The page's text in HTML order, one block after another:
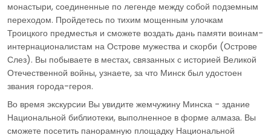
монастыри, соединенные по легенде между собой подземным
переходом. Пройдетесь по тихим мощенным улочкам
Троицкого предместья и сможете воздать дань памяти воинам-
интернационалистам на Острове мужества и скорби (Острове
Слез). Вы побываете в местах, связанных с историей Великой
Отечественной войны, узнаете, за что Минск был удостоен
звания города-героя.
Во время экскурсии Вы увидите жемчужину Минска - здание
Национальной библиотеки, выполненное в форме алмаза. Вы
сможете посетить панорамную площадку Национальной